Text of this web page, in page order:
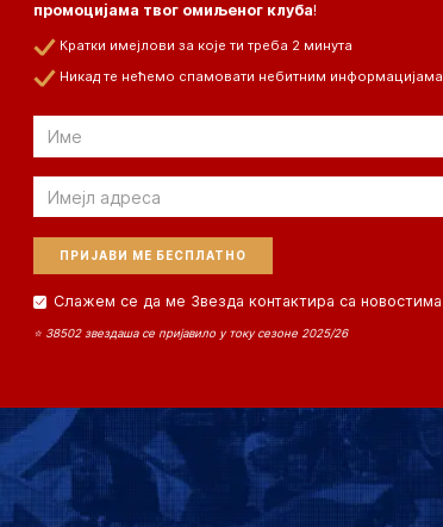
промоцијама твог омиљеног клуба!
Кратки имејлови за које ти треба 2 минута
Никад те нећемо спамовати небитним информацијама
Email
Email
Слажем се да ме Звезда контактира са
⭐ 38502 звездаша се пријавило у току сезоне 2025/26